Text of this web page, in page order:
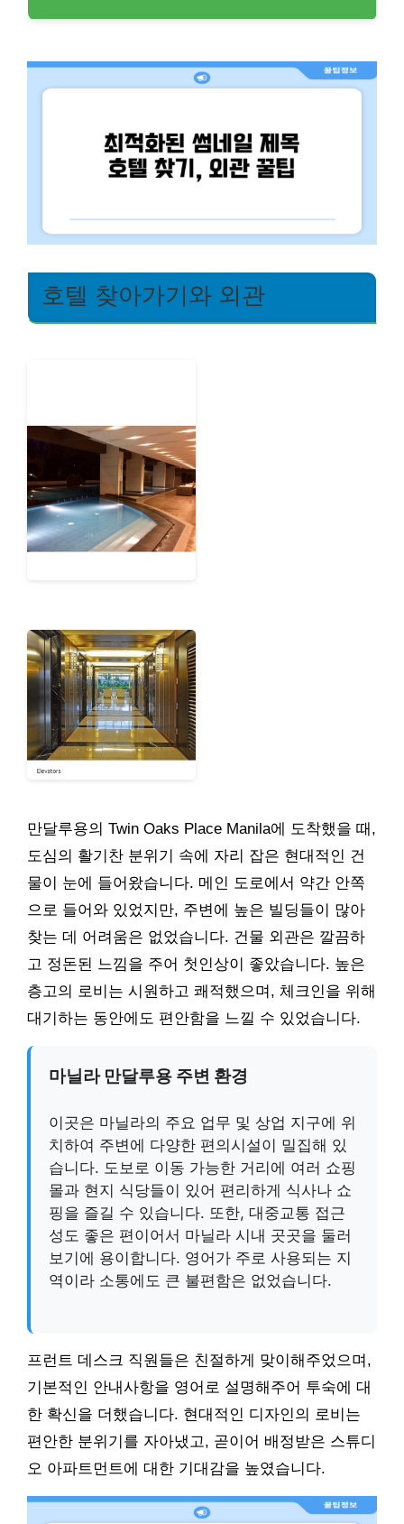
호텔 찾아가기와 외관
만달루용의 Twin Oaks Place Manila에 도착했을 때,
도심의 활기찬 분위기 속에 자리 잡은 현대적인 건
물이 눈에 들어왔습니다. 메인 도로에서 약간 안쪽
으로 들어와 있었지만, 주변에 높은 빌딩들이 많아
찾는 데 어려움은 없었습니다. 건물 외관은 깔끔하
고 정돈된 느낌을 주어 첫인상이 좋았습니다. 높은
층고의 로비는 시원하고 쾌적했으며, 체크인을 위해
대기하는 동안에도 편안함을 느낄 수 있었습니다.
마닐라 만달루용 주변 환경
이곳은 마닐라의 주요 업무 및 상업 지구에 위
치하여 주변에 다양한 편의시설이 밀집해 있
습니다. 도보로 이동 가능한 거리에 여러 쇼핑
몰과 현지 식당들이 있어 편리하게 식사나 쇼
핑을 즐길 수 있습니다. 또한, 대중교통 접근
성도 좋은 편이어서 마닐라 시내 곳곳을 둘러
보기에 용이합니다. 영어가 주로 사용되는 지
역이라 소통에도 큰 불편함은 없었습니다.
프런트 데스크 직원들은 친절하게 맞이해주었으며,
기본적인 안내사항을 영어로 설명해주어 투숙에 대
한 확신을 더했습니다. 현대적인 디자인의 로비는
편안한 분위기를 자아냈고, 곧이어 배정받은 스튜디
오 아파트먼트에 대한 기대감을 높였습니다.